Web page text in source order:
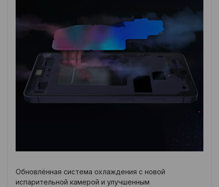
Обновлённая система охлаждения с новой
испарительной камерой и улучшенным